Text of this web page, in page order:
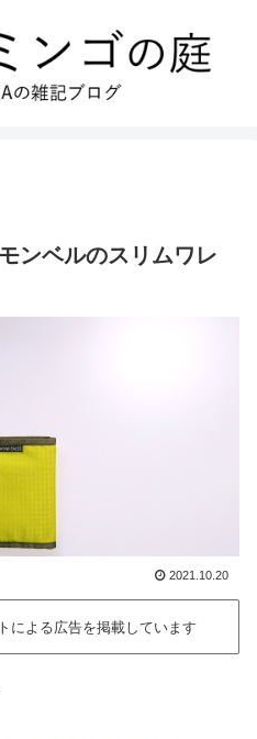
ンベルのスリムワレ
2021.10.20
による広告を掲載しています